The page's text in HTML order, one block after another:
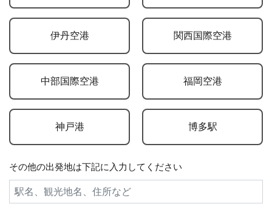
伊丹空港 関西国際空港
中部国際空港 福岡空港
神戸港 博多駅
その他の出発地は下記に入力してください